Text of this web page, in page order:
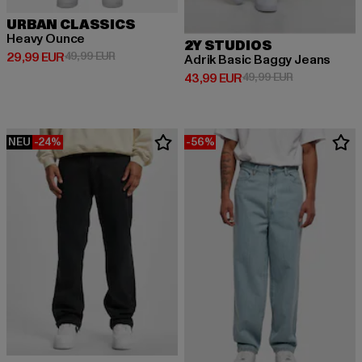
URBAN CLASSICS
Heavy Ounce
29,99 EUR
Derzeitiger Preis: 29,99 EUR
49,99 EURAktionspreis: 49,99 EUR
2Y STUDIOS
Adrik Basic Baggy Jeans
43,99 EUR
Derzeitiger Preis: 43,99 EUR
49,99 EURAktionspreis:
NEU -24% -56%